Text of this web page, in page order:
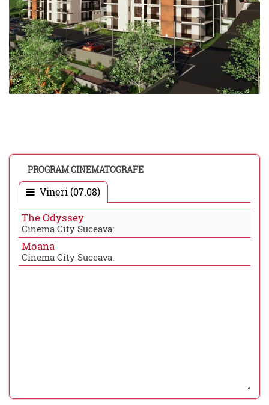
PROGRAM CINEMATOGRAFE
Vineri (07.08)
The Odyssey
Cinema City Suceava:
Moana
Cinema City Suceava: